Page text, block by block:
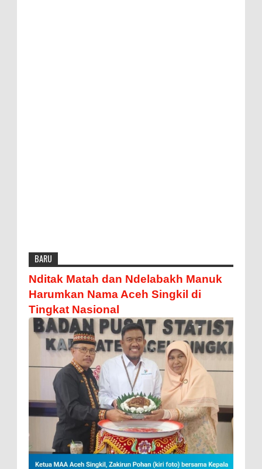
BARU
Nditak Matah dan Ndelabakh Manuk
Harumkan Nama Aceh Singkil di
Tingkat Nasional